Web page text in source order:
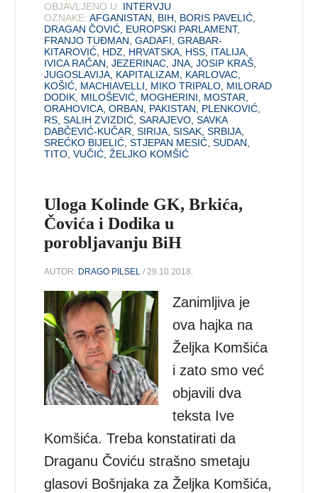
OBJAVLJENO U: INTERVJU
OZNAKE: AFGANISTAN, BIH, BORIS PAVELIĆ,
DRAGAN ČOVIĆ, EUROPSKI PARLAMENT,
FRANJO TUĐMAN,GADAFI,GRABAR-
KITAROVIĆ, HDZ, HRVATSKA, HSS, ITALIJA,
IVICA RAČAN,JEZERINAC,JNA,JOSIP KRAŠ,
JUGOSLAVIJA, KAPITALIZAM, KARLOVAC,
KOŠIĆ, MACHIAVELLI, MIKO TRIPALO, MILORAD
DODIK, MILOŠEVIĆ, MOGHERINI, MOSTAR,
ORAHOVICA,ORBAN, PAKISTAN, PLENKOVIĆ,
RS,SALIH ZVIZDIĆ,SARAJEVO,SAVKA
DABČEVIĆ-KUČAR,SIRIJA,SISAK,SRBIJA,
SREĆKO BIJELIĆ,STJEPAN MESIĆ,SUDAN,
TITO,VUČIĆ,ŽELJKO KOMŠIĆ
Uloga Kolinde GK, Brkića,
Čovića i Dodika u
porobljavanju BiH
AUTOR: DRAGO PILSEL / 29.10.2018.
Zanimljiva je
ova hajka na
Željka Komšića
i zato smo već
objavili dva
teksta Ive
Komšića. Treba konstatirati da
Draganu Čoviću strašno smetaju
glasovi Bošnjaka za Željka Komšića,